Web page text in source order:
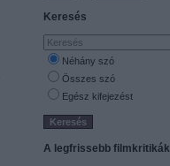
Keresés
Néhány szó
Összes szó
Egész kifejezést
A legfrissebb filmkritikák